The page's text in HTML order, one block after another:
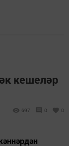
кешеләр
697 0 0